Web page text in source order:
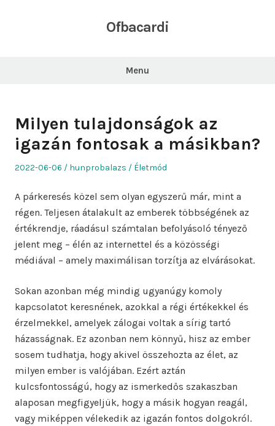
Ofbacardi
Menu
Milyen tulajdonságok az
igazán fontosak a másikban?
Posted
2022-06-06 Author
hunprobalazs
Posted
Életmód
A párkeresés közel sem olyan egyszerű már, mint a
régen. Teljesen átalakult az emberek többségének az
értékrendje, ráadásul számtalan befolyásoló tényező
jelent meg – élén az internettel és a közösségi
médiával – amely maximálisan torzítja az elvárásokat.
Sokan azonban még mindig ugyanúgy komoly
kapcsolatot keresnének, azokkal a régi értékekkel és
érzelmekkel, amelyek zálogai voltak a sírig tartó
házasságnak. Ez azonban nem könnyű, hisz az ember
sosem tudhatja, hogy akivel összehozta az élet, az
milyen ember is valójában. Ezért aztán
kulcsfontosságú, hogy az ismerkedős szakaszban
alaposan megfigyeljük, hogy a másik hogyan reagál,
vagy miképpen vélekedik az igazán fontos dolgokról.